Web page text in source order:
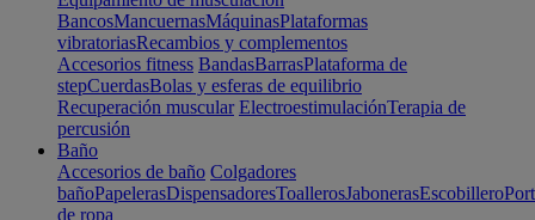
BancosMancuernasMáquinasPlataformas
vibratoriasRecambios y complementos
Accesorios fitness BandasBarrasPlataforma de
stepCuerdasBolas y esferas de equilibrio
Recuperación muscular ElectroestimulaciónTerapia de
percusión
Baño
Accesorios de baño Colgadores
bañoPapelerasDispensadoresToallerosJabonerasEscobillero
de ropa